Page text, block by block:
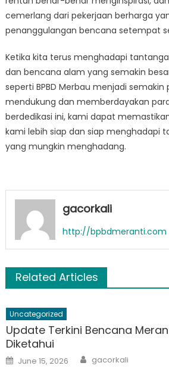
cemerlang dari pekerjaan berharga
penanggulangan bencana setempat
Ketika kita terus menghadapi
dan bencana alam yang semakin
seperti BPBD Merbau menjadi semakin
mendukung dan memberdayakan
berdedikasi ini, kami dapat
kami lebih siap dan siap menghadapi
yang mungkin menghadang.
gacorkali
http://bpbdmeranti.com
Related Articles
Uncategorized
Update Terkini Bencana
Diketahui
Posted
on
June 15, 2026 Author
gacorkali